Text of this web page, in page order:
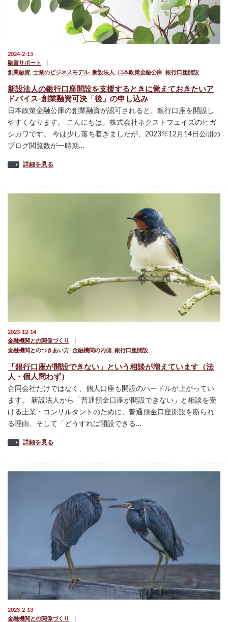
2024-2-15
融資サポート
創業融資 士業のビジネスモデル, 新設法人 日本政策金融公庫 銀行口座開設
新設法人の銀行口座開設を支援するときに覚えておきたいア
ドバイス-創業融資可決「後」の申し込み
日本政策金融公庫の創業融資が認可されると、銀行口座を開設し
やすくなります。 こんにちは。株式会社ネクストフェイズのヒガ
シカワです。 今は少し落ち着きましたが、2023年12月14日公開の
ブログ閲覧数が一時期…
詳細を見る
2023-12-14
金融機関との関係づくり
金融機関とのつきあい方, 金融機関の内側, 銀行口座開設
「銀行口座が開設できない」という相談が増えています（法
人・個人問わず）
合同会社だけではなく、個人口座も開設のハードルが上がってい
ます。 新設法人から「普通預金口座が開設できない」と相談を受
ける士業・コンサルタントのために、普通預金口座開設を断られ
る理由、そして「どうすれば開設できる…
詳細を見る
2023-2-13
金融機関との関係づくり